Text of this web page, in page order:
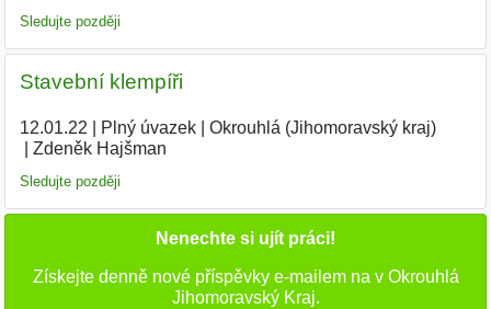
Sledujte později
Stavební klempíři
12.01.22 Plný úvazek| Okrouhlá (Jihomoravský kraj)|
Zdeněk Hajšman
Sledujte později
Nenechte si ujít práci!
Získejte denně nové příspěvky e-mailem na v Okrouhlá
Jihomoravský Kraj.